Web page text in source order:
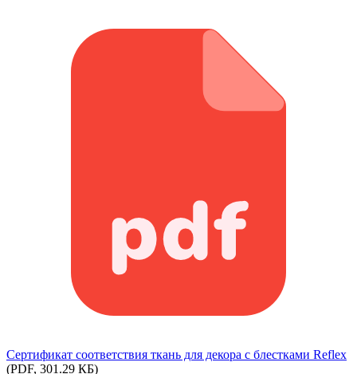
Сертификат соответствия ткань для декора с блестками Reflex
(PDF, 301.29 КБ)